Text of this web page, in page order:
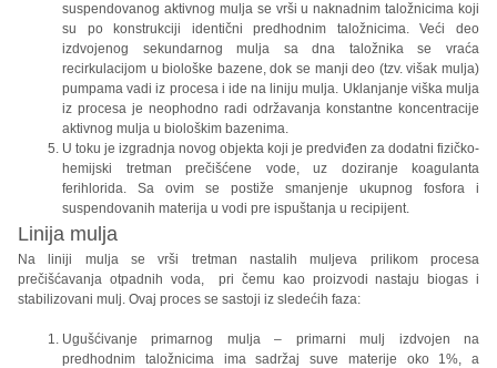
suspendovanog aktivnog mulja se vrši u naknadnim taložnicima koji
su po konstrukciji identični predhodnim taložnicima. Veći deo
izdvojenog sekundarnog mulja sa dna taložnika se vraća
recirkulacijom u biološke bazene, dok se manji deo (tzv. višak mulja)
pumpama vadi iz procesa i ide na liniju mulja. Uklanjanje viška mulja
iz procesa je neophodno radi održavanja konstantne koncentracije
aktivnog mulja u biološkim bazenima.
U toku je izgradnja novog objekta koji je predviđen za dodatni fizičko-
hemijski tretman prečišćene vode, uz doziranje koagulanta
ferihlorida. Sa ovim se postiže smanjenje ukupnog fosfora i
suspendovanih materija u vodi pre ispuštanja u recipijent.
Linija mulja
Na liniji mulja se vrši tretman nastalih muljeva prilikom procesa
prečišćavanja otpadnih voda, pri čemu kao proizvodi nastaju biogas i
stabilizovani mulj. Ovaj proces se sastoji iz sledećih faza:
Ugušćivanje primarnog mulja – primarni mulj izdvojen na
predhodnim taložnicima ima sadržaj suve materije oko 1%, a